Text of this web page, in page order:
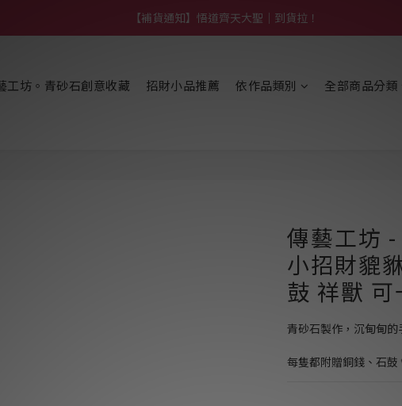
【熱門】馬上有系列！四種寶物幫你財運「轉」進來
【補貨通知】悟道齊天大聖｜到貨拉！
工坊。青砂石創意收藏 招財小品推薦 依作品類別
全部商品分類
傳藝工坊
小招財貔
鼓 祥獸 可
青砂石製作，沉甸甸的
每隻都附贈銅錢、石鼓